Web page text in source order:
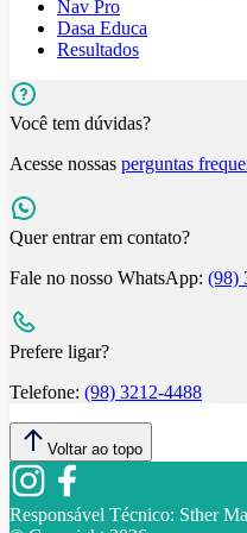
Nav Pro
Dasa Educa
Resultados
Você tem dúvidas?
Acesse nossas perguntas
Quer entrar em contato?
Fale no nosso WhatsApp: (98)
Prefere ligar?
Telefone: (98) 3212-4488
Voltar ao topo
Responsável Técnico: Sther